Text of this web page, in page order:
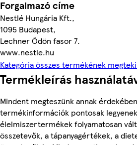
Forgalmazó címe
Nestlé Hungária Kft.,
1095 Budapest,
Lechner Ödön fasor 7.
www.nestle.hu
Kategória összes termékének
Termékleírás
Mindent megteszünk annak
termékinformációk pontosak
élelmiszertermékek folyamatosan
összetevők, a tápanyagértékek, a